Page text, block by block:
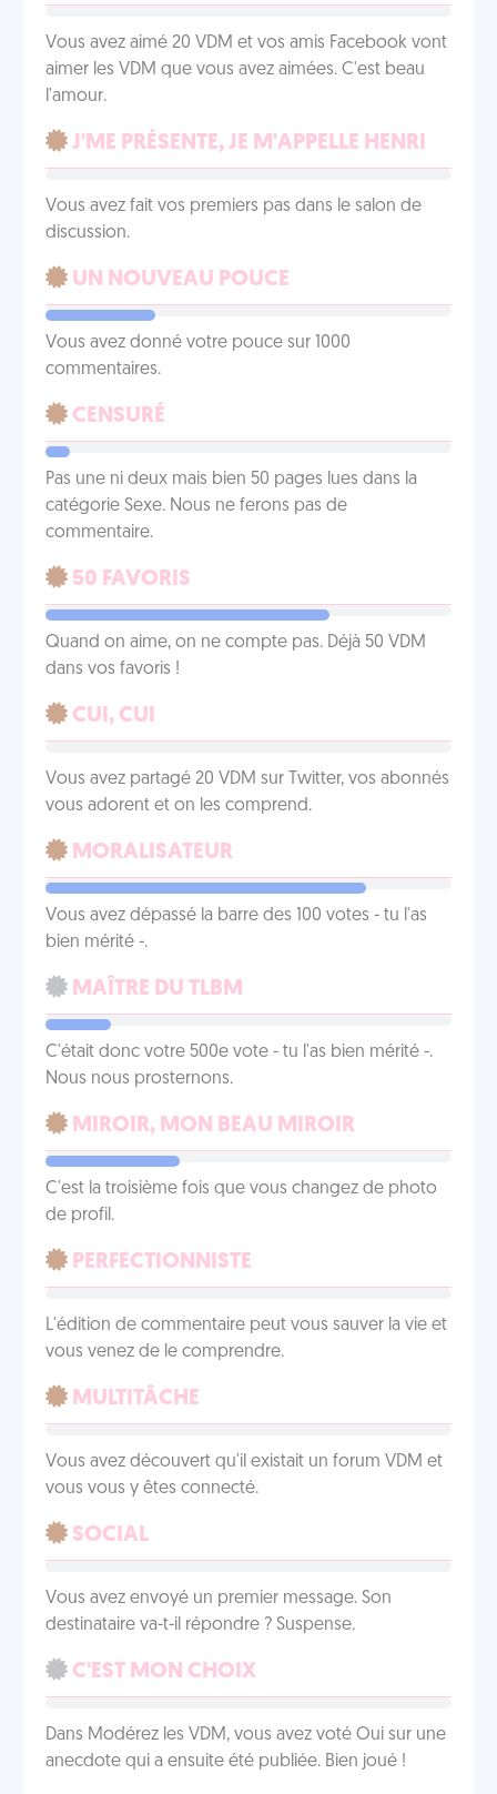
Vous avez aimé 20 VDM et vos amis Facebook vont
aimer les VDM que vous avez aimées. C'est beau
l'amour.
J'ME PRÉSENTE, JE M'APPELLE HENRI
Vous avez fait vos premiers pas dans le salon de
discussion.
UN NOUVEAU POUCE
Vous avez donné votre pouce sur 1000
commentaires.
CENSURÉ
Pas une ni deux mais bien 50 pages lues dans la
catégorie Sexe. Nous ne ferons pas de
commentaire.
50 FAVORIS
Quand on aime, on ne compte pas. Déjà 50 VDM
dans vos favoris !
CUI, CUI
Vous avez partagé 20 VDM sur Twitter, vos abonnés
vous adorent et on les comprend.
MORALISATEUR
Vous avez dépassé la barre des 100 votes - tu l'as
bien mérité -.
MAÎTRE DU TLBM
C'était donc votre 500e vote - tu l'as bien mérité -.
Nous nous prosternons.
MIROIR, MON BEAU MIROIR
C'est la troisième fois que vous changez de photo
de profil.
PERFECTIONNISTE
L'édition de commentaire peut vous sauver la vie et
vous venez de le comprendre.
MULTITÂCHE
Vous avez découvert qu'il existait un forum VDM et
vous vous y êtes connecté.
SOCIAL
Vous avez envoyé un premier message. Son
destinataire va-t-il répondre ? Suspense.
C'EST MON CHOIX
Dans Modérez les VDM, vous avez voté Oui sur une
anecdote qui a ensuite été publiée. Bien joué !